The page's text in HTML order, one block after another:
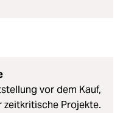
vor dem Kauf,
Projekte.